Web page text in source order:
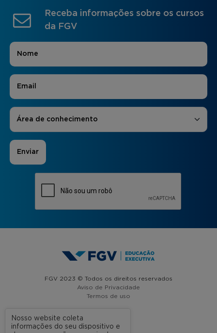
Receba informações sobre os cursos
da FGV
Nome
E-mail
Áreas de Interesse
Área de conhecimento
FGV 2023 © Todos os direitos reservados
Aviso de Privacidade
Termos de uso
A FGV
Nosso website coleta
informações do seu dispositivo e